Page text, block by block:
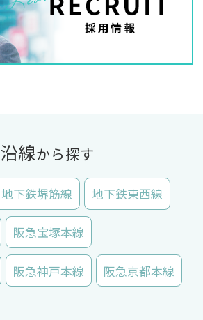
沿線から探す
地下鉄堺筋線 地下鉄東西線
阪急宝塚本線
阪急神戸本線 阪急京都本線